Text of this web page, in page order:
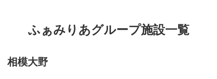
ふぁみりあグループ施設一覧
相模大野